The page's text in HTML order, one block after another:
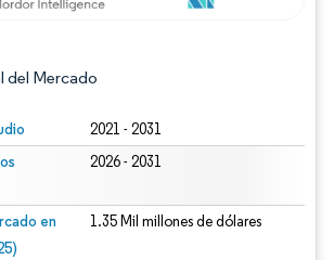
del Mercado
2021 - 2031
2026 - 2031
en
1.35 Mil millones de dólares